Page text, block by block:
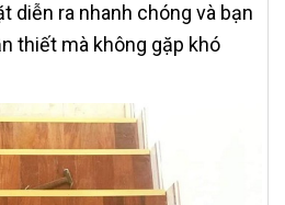
diễn ra nhanh chóng và bạn
thiết mà không gặp khó